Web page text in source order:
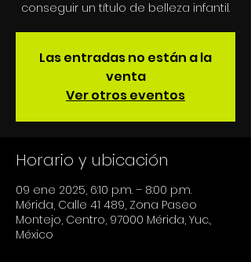
Las entradas no están a la
venta
Ver otros eventos
Horario y ubicación
09 ene 2025, 6:10 p.m. – 8:00 p.m.
Mérida, Calle 41 489, Zona Paseo
Montejo, Centro, 97000 Mérida, Yuc.,
México